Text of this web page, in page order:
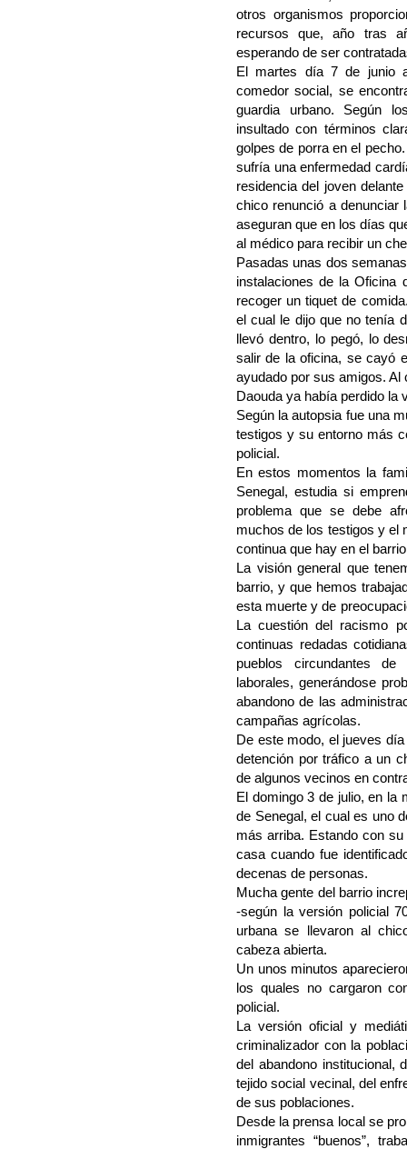
otros organismos
recursos que, año tras
esperando de ser
El martes día 7 de junio
comedor social, se
guardia urbano. Según
insultado con términos
golpes de porra en el
sufría una enfermedad
residencia del joven
chico renunció a denunciar
aseguran que en los días
al médico para recibir un
Pasadas unas dos
instalaciones de la Oficina
recoger un tiquet de
el cual le dijo que no tenía
llevó dentro, lo pegó, lo
salir de la oficina, se cayó
ayudado por sus amigos. Al
Daouda ya había perdido la
Según la autopsia fue una
testigos y su entorno más
policial.
En estos momentos la
Senegal, estudia si
problema que se debe
muchos de los testigos y el
continua que hay en el
La visión general que
barrio, y que hemos
esta muerte y de
La cuestión del racismo
continuas redadas
pueblos circundantes
laborales, generándose
abandono de las
campañas agrícolas.
De este modo, el jueves
detención por tráfico a un
de algunos vecinos en
El domingo 3 de julio, en la
de Senegal, el cual es uno
más arriba. Estando con
casa cuando fue
decenas de personas.
Mucha gente del barrio
-según la versión policial
urbana se llevaron al
cabeza abierta.
Un unos minutos
los quales no cargaron
policial.
La versión oficial y
criminalizador con la
del abandono institucional,
tejido social vecinal, del
de sus poblaciones.
Desde la prensa local se
inmigrantes “buenos”,